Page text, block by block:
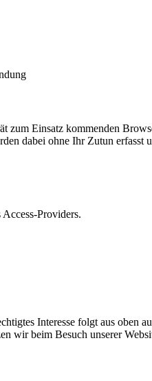
Einsatz kommenden
dabei ohne Ihr Zutun erfasst
Providers.
Interesse folgt aus oben
wir beim Besuch unserer